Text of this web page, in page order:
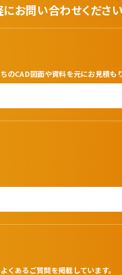
お問い合わせくださ
のCAD図面や資料を元にお見積も
くあるご質問を掲載しています。